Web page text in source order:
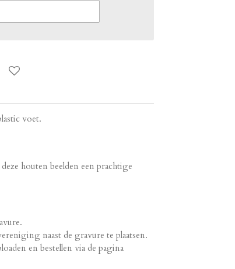
voet.
houten beelden een prachtige
naast de gravure te plaatsen.
en bestellen via de pagina